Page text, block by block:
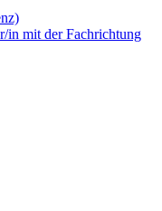
in mit der Fachrichtung